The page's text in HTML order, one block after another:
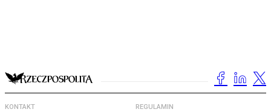
KONTAKT REGULAMIN